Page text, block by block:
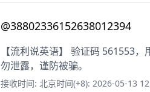
@38802336152638012394
【流利说英语】 验证码 561553
勿泄露，谨防被骗。
接收时间: 北京时间(+8): 2026-05-13